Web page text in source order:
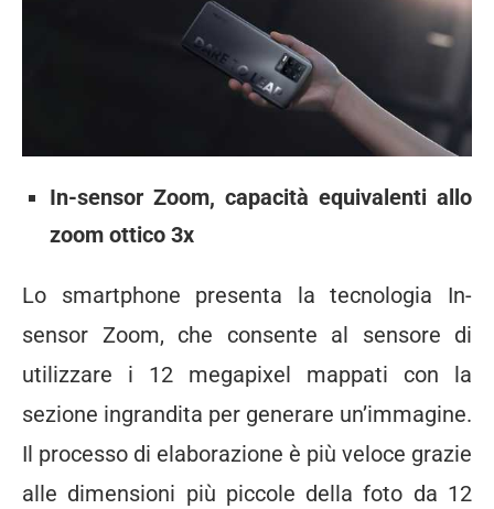
In-sensor Zoom, capacità equivalenti allo
zoom ottico 3x
Lo smartphone presenta la tecnologia In-
sensor Zoom, che consente al sensore di
utilizzare i 12 megapixel mappati con la
sezione ingrandita per generare un’immagine.
Il processo di elaborazione è più veloce grazie
alle dimensioni più piccole della foto da 12